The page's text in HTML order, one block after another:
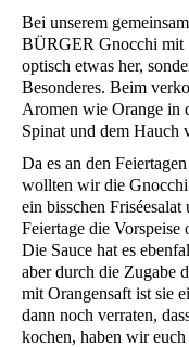
Bei unse­rem
BÜRGER Gnoc­chi mit
optisch etwas her,
Beson­de­res. Beim
Aro­men wie Oran­ge in
Spi­nat und dem Hauch
Da es an den
woll­ten wir die
ein biss­chen
Fei­er­ta­ge die Vor­spei­se
Die Sau­ce hat es
aber durch die Zuga­be
mit Oran­gen­saft ist sie
dann noch ver­ra­ten,
ko­chen, haben wir